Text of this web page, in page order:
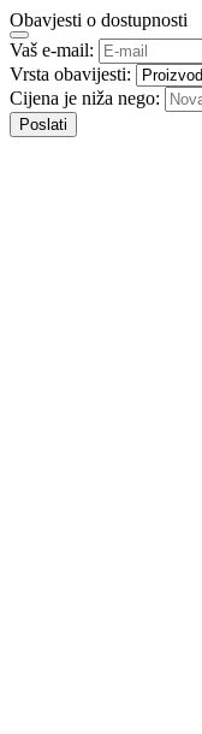
Obavjesti o dostupnosti
Vaš e-mail:
Vrsta obavijesti:
Cijena je niža nego:
Poslati